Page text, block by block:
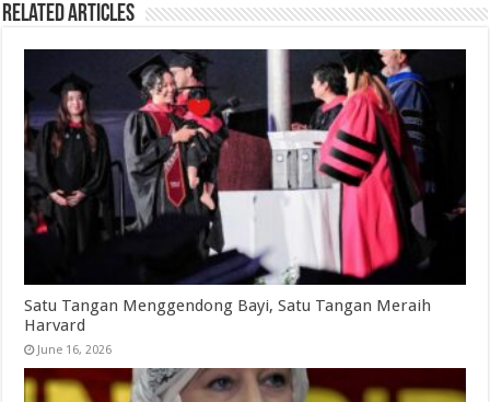
Related Articles
Satu Tangan Menggendong Bayi, Satu Tangan Meraih
Harvard
June 16, 2026